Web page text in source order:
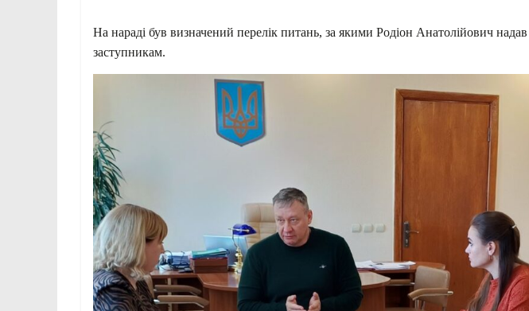
На нараді був визначений перелік питань, за якими Родіон Анатолійович надав
заступникам.